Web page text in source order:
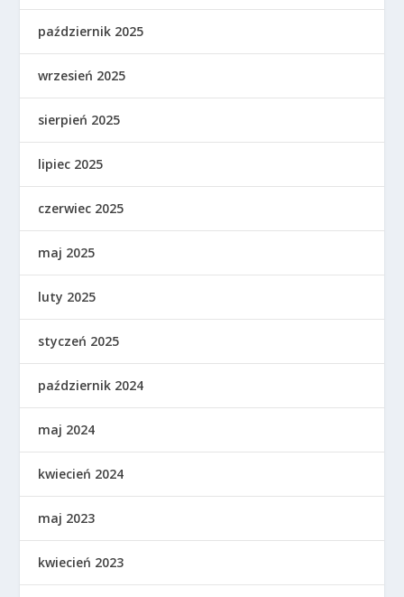
październik 2025
wrzesień 2025
sierpień 2025
lipiec 2025
czerwiec 2025
maj 2025
luty 2025
styczeń 2025
październik 2024
maj 2024
kwiecień 2024
maj 2023
kwiecień 2023